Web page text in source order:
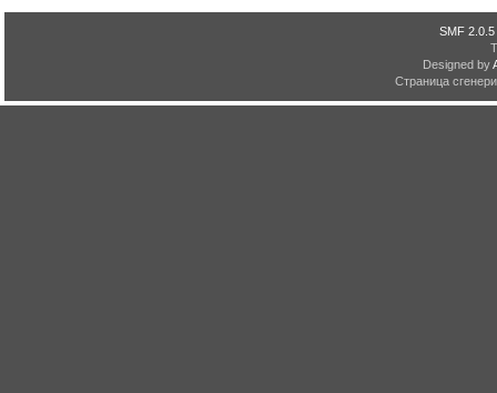
SMF 2.0.5
Designed by
Страница